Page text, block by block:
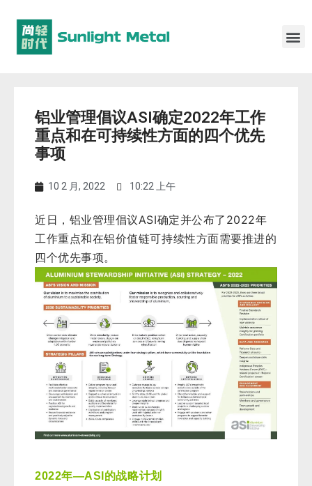
铝业管理倡议ASI确定2022年工作
重点和在可持续性方面的四个优先
事项
10 2 月, 2022 10:22 上午
近日，铝业管理倡议ASI确定并公布了2022年
工作重点和在铝价值链可持续性方面需要推进的
四个优先事项。
2022年—ASI 的战略计划